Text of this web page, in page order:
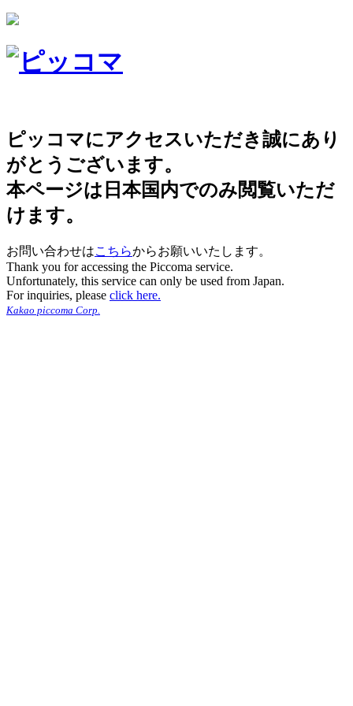
ピッコマにアクセスいただき誠にあり
がとうございます。
本ページは日本国内でのみ閲覧いただ
けます。
お問い合わせはこちらからお願いいたします。
Thank you for accessing the Piccoma service.
Unfortunately, this service can only be used from Japan.
For inquiries, please click here.
Kakao piccoma Corp.